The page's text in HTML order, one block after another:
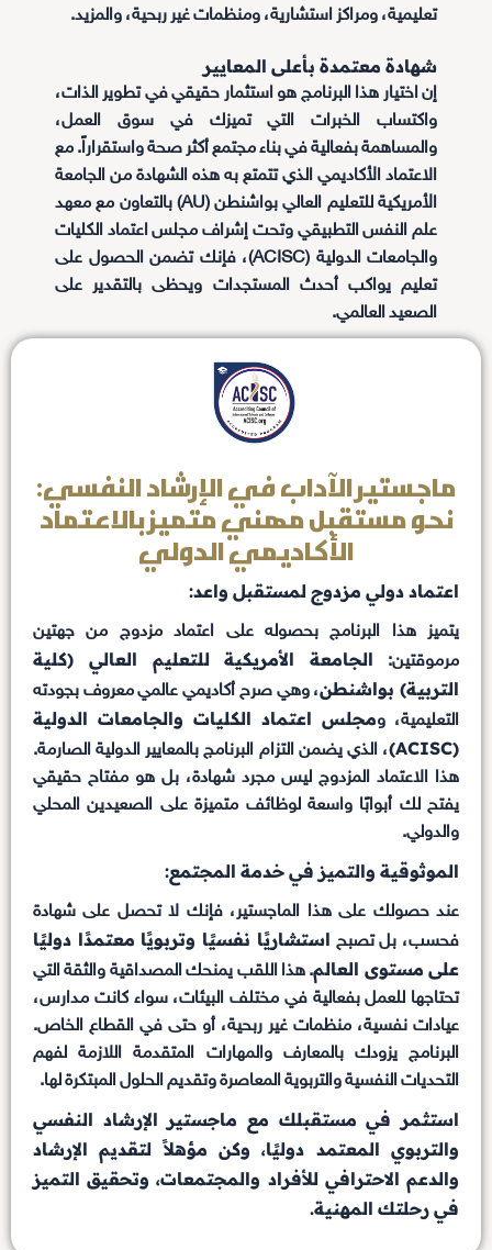
تعليمية، ومراكز استشارية، ومنظمات غير ربحية، والمزيد.
شهادة معتمدة بأعلى المعايير
إن اختيار هذا البرنامج هو استثمار حقيقي في تطوير الذات،
واكتساب الخبرات التي تميزك في سوق العمل،
والمساهمة بفعالية في بناء مجتمع أكثر صحة واستقراراً. مع
الاعتماد الأكاديمي الذي تتمتع به هذه الشهادة من الجامعة
الأمريكية للتعليم العالي بواشنطن (AU) بالتعاون مع معهد
علم النفس التطبيقي وتحت إشراف مجلس اعتماد الكليات
والجامعات الدولية (ACISC)، فإنك تضمن الحصول على
تعليم يواكب أحدث المستجدات ويحظى بالتقدير على
الصعيد العالمي.
ماجستير الآداب في الإرشاد النفسي:
نحو مستقبل مهني متميز بالاعتماد
الأكاديمي الدولي
اعتماد دولي مزدوج لمستقبل واعد:
يتميز هذا البرنامج بحصوله على اعتماد مزدوج من جهتين
مرموقتين: الجامعة الأمريكية للتعليم العالي (كلية
التربية) بواشنطن، وهي صرح أكاديمي عالمي معروف بجودته
التعليمية، ومجلس اعتماد الكليات والجامعات الدولية
(ACISC)
، الذي يضمن التزام البرنامج بالمعايير الدولية الصارمة.
هذا الاعتماد المزدوج ليس مجرد شهادة، بل هو مفتاح حقيقي
يفتح لك أبوابًا واسعة لوظائف متميزة على الصعيدين المحلي
والدولي.
الموثوقية والتميز في خدمة المجتمع:
عند حصولك على هذا الماجستير، فإنك لا تحصل على شهادة
فحسب، بل تصبح استشاريًا نفسيًا وتربويًا معتمدًا دوليًا
على مستوى العالم. هذا اللقب يمنحك المصداقية والثقة التي
تحتاجها للعمل بفعالية في مختلف البيئات، سواء كانت مدارس،
عيادات نفسية، منظمات غير ربحية، أو حتى في القطاع الخاص.
البرنامج يزودك بالمعارف والمهارات المتقدمة اللازمة لفهم
التحديات النفسية والتربوية المعاصرة وتقديم الحلول المبتكرة لها.
استثمر في مستقبلك مع ماجستير الإرشاد النفسي
والتربوي المعتمد دوليًا، وكن مؤهلاً لتقديم الإرشاد
والدعم الاحترافي للأفراد والمجتمعات، وتحقيق التميز
في رحلتك المهنية.